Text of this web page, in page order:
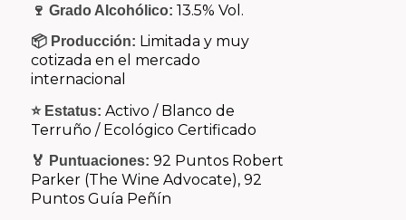
🍷 Grado Alcohólico: 13.5% Vol.
📦 Producción: Limitada y muy
cotizada en el mercado
internacional
⭐ Estatus: Activo / Blanco de
Terruño / Ecológico Certificado
🏅 Puntuaciones: 92 Puntos Robert
Parker (The Wine Advocate), 92
Puntos Guía Peñín